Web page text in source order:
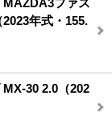
ファス
年式・155.
30 2.0（202